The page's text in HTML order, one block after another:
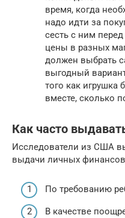
время, когда
надо идти за
сесть с ним
цены в разных
должен выбрать
выгодный
того как игрушка
вместе, сколько
Как часто
Исследователи из США
выдачи личных
По требованию
В качестве